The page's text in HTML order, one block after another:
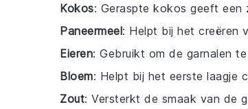
Kokos: Geraspte kokos geeft een
Paneermeel: Helpt bij het creëren
Eieren: Gebruikt om de garnalen
Bloem: Helpt bij het eerste laagje
Zout: Versterkt de smaak van de